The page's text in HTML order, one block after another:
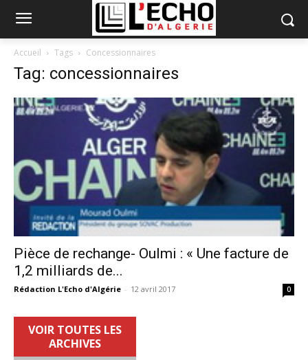
Accueil Tags Concessionnaires
Tag: concessionnaires
Pièce de rechange- Oulmi : « Une facture de
1,2 milliards de...
Rédaction L'Echo d'Algérie - 12 avril 2017 0
VOIR TOUTES LES
ARCHIVES